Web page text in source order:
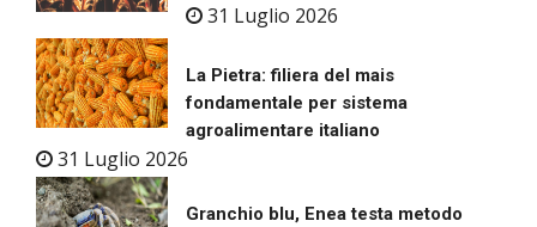
31 Luglio 2026
La Pietra: filiera del mais
fondamentale per sistema
agroalimentare italiano
31 Luglio 2026
Granchio blu, Enea testa metodo